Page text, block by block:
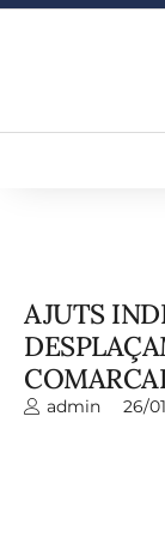
AJUTS
admin 26/